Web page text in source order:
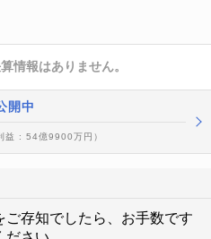
情報はありません。
開中
益 : 54億9900万円）
存知でしたら、お手数です